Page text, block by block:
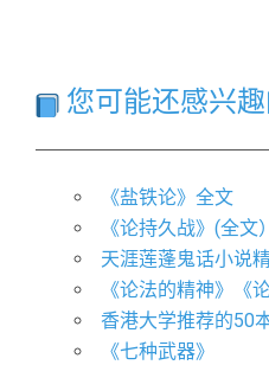
您可能还感兴趣
《盐铁论》全文
《论持久战》(全文）
天涯莲蓬鬼话小说
《论法的精神》《
香港大学推荐的50
​《七种武器》